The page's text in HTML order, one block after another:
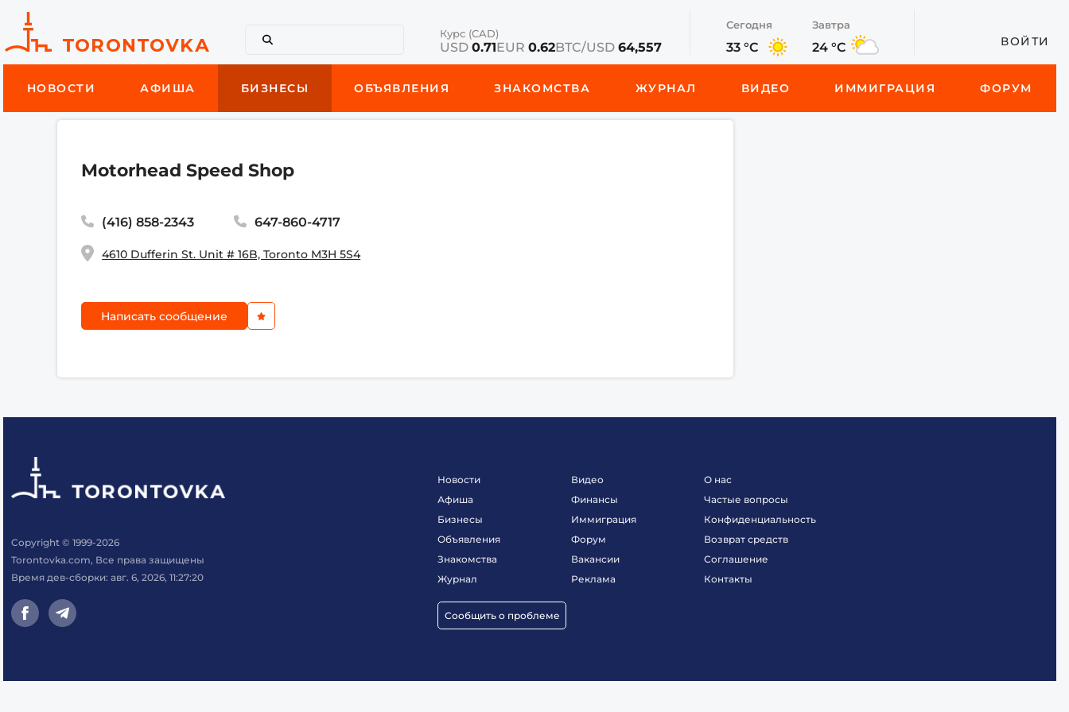
Курс (CAD)
USD 0.71EUR 0.62BTC/USD 64,557
Сегодня
33 °C
Завтра
24 °C ВОЙТИ
НОВОСТИ АФИША БИЗНЕСЫ ОБЪЯВЛЕНИЯ ЗНАКОМСТВА ЖУРНАЛ ВИДЕО ИММИГРАЦИЯ ФОРУМ
Motorhead Speed Shop
(416) 858-2343 647-860-4717
4610 Dufferin St. Unit # 16B, Toronto M3H 5S4
Написать сообщение
Copyright © 1999-2026
Torontovka.com, Все права защищены
Время дев-сборки: авг. 6, 2026, 11:27:20
Новости
Афиша
Бизнесы
Объявления
Знакомства
Журнал
Сообщить о проблеме
Видео
Финансы
Иммиграция
Форум
Вакансии
Реклама
О нас
Частые вопросы
Конфиденциальность
Возврат средств
Соглашение
Контакты